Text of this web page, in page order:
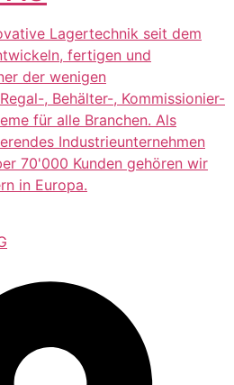
Lagertechnik seit dem
fertigen und
der wenigen
, Behälter-, Kommissionier-
für alle Branchen. Als
Industrieunternehmen
70'000 Kunden gehören wir
in Europa.